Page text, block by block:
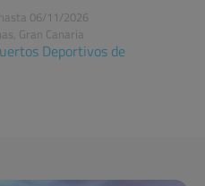
06/11/2026
Gran Canaria
Deportivos de